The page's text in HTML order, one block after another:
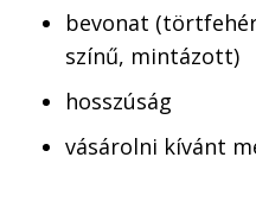
bevonat
színű, mintázott)
hosszúság
vásárolni kívánt